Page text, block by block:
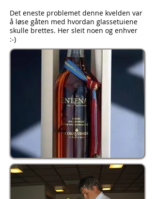
Det eneste problemet denne kvelden var
å løse gåten med hvordan glassetuiene
skulle brettes. Her sleit noen og enhver
:-)